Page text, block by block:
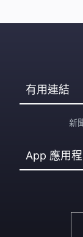
有用連結
新
App 應用